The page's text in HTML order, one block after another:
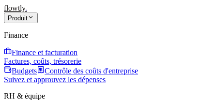
flowtly.
Produit
Finance
Finance et facturation
Factures, coûts, trésorerie
Budgets
Contrôle des coûts d'entreprise
Suivez et approuvez les dépenses
RH & équipe